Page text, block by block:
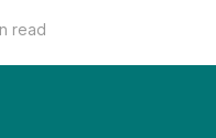
read